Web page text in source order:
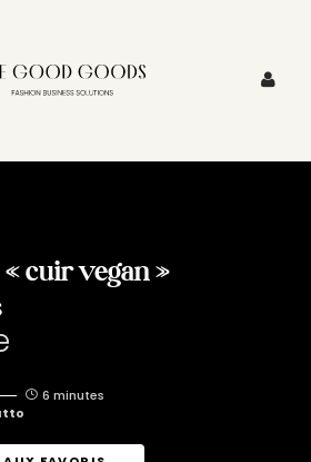
cuir vegan »
6 minutes